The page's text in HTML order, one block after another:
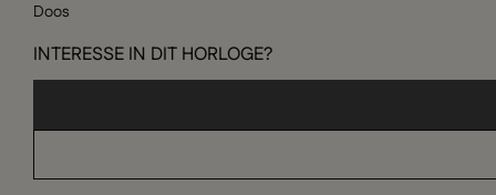
Doos
INTERESSE IN DIT HORLOGE?